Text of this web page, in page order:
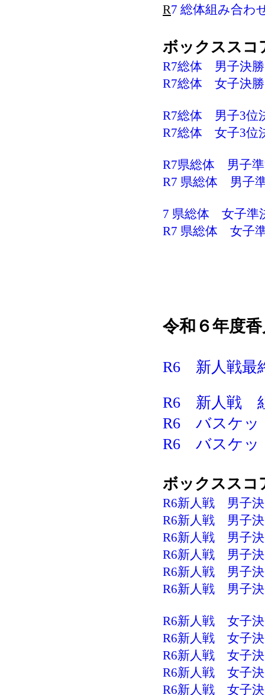
R7 総体組み合わ
ボックススコ
R7総体 男子決
R7総体 女子決
R7総体 男子3位
R7総体 女子3位
R7県総体 男子
R7 県総体 男子
7 県総体 女子準
R7 県総体 女子
令和６年度
R6 新人戦最
R6 新人戦 組
R6 バスケッ
R6 バスケッ
ボックススコ
R6新人戦 男子決
R6新人戦 男子決
R6新人戦 男子決
R6新人戦 男子決
R6新人戦 男子決
R6新人戦 男子決
R6新人戦 女子決
R6新人戦 女子決
R6新人戦 女子決
R6新人戦 女子決
R6新人戦 女子決